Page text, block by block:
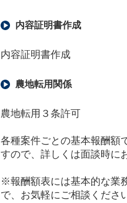
内容証明書作成
内容証明書作成
農地転用関係
農地転用３条許可
各種案件ごとの基本報酬額
すので、詳しくは面談時に
※報酬額表には基本的な業
で、お気軽にご相談くださ